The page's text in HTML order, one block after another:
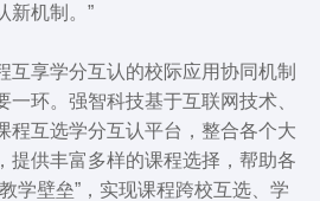
新机制。”
互享学分互认的校际应用协同机制
一环。强智科技基于互联网技术、
程互选学分互认平台，整合各个大
提供丰富多样的课程选择，帮助各
学壁垒”，实现课程跨校互选、学